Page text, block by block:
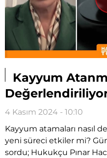
Kayyum
4 Kasım 2024 - 10:10
Kayyum atamaları nasıl
yeni süreci etkiler mi?
sordu; Hukukçu Pınar